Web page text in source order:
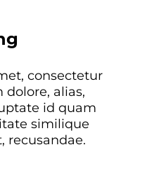
consectetur
alias,
id quam
similique
recusandae.